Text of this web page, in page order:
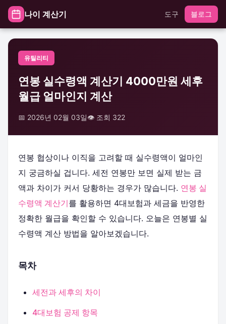
나이 계산기 도구 블로그
유틸리티
연봉 실수령액 계산기 4000만원 세후
월급 얼마인지 계산
📅 2026년 02월 03일👁️ 조회 322
연봉 협상이나 이직을 고려할 때 실수령액이 얼마인
지 궁금하실 겁니다. 세전 연봉만 보면 실제 받는 금
액과 차이가 커서 당황하는 경우가 많습니다. 연봉 실
수령액 계산기를 활용하면 4대보험과 세금을 반영한
정확한 월급을 확인할 수 있습니다. 오늘은 연봉별 실
수령액 계산 방법을 알아보겠습니다.
목차
세전과 세후의 차이
4대보험 공제 항목